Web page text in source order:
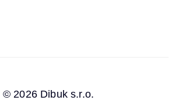
© 2026 Dibuk s.r.o.